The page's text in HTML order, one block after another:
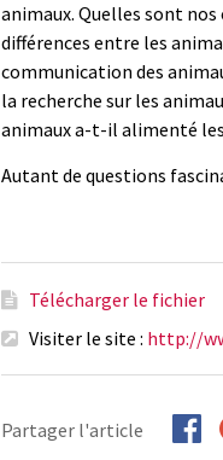
animaux. Quelles sont nos
différences entre les
communication des
la recherche sur les
animaux a-t-il alimenté
Autant de questions
Télécharger le fichier
Visiter le site : http://
Partager l'article